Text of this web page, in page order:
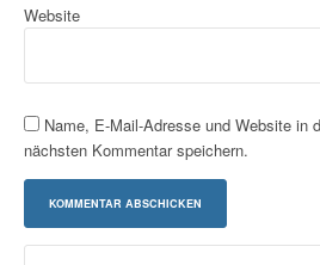
Website
Name, E-Mail-Adresse und Website in
nächsten Kommentar speichern.